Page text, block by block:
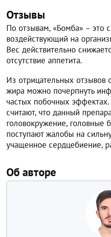
Отзывы
По отзывам, «Бомба» – это
воздействующий на
Вес действительно
отсутствие аппетита.
Из отрицательных отзывов
жира можно почерпнуть
частых побочных
считают, что данный
головокружение, головные
поступают жалобы на
учащенное сердцебиение,
Об авторе